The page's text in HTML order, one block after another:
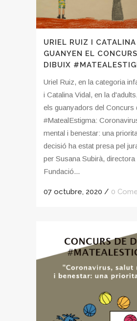
URIEL RUIZ I
GUANYEN EL
DIBUIX
Uriel Ruiz, en la categoria
i Catalina Vidal, en la
els guanyadors del Concurs
#MatealEstigma:
mental i benestar: una
decisió ha estat presa pel
per Susana Subirà, directora
Fundació...
07 octubre, 2020 / 0